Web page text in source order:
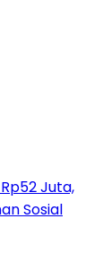
Juta,
Sosial